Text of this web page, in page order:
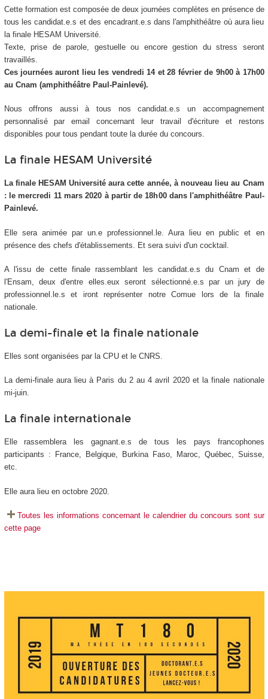
Cette formation est composée de deux journées complètes en présence de
tous les candidat.e.s et des encadrant.e.s dans l'amphithéâtre où aura lieu
la finale HESAM Université.
Texte, prise de parole, gestuelle ou encore gestion du stress seront
travaillés.
Ces journées auront lieu les vendredi 14 et 28 février de 9h00 à 17h00
au Cnam (amphithéâtre Paul-Painlevé).
Nous offrons aussi à tous nos candidat.e.s un accompagnement
personnalisé par email concernant leur travail d'écriture et restons
disponibles pour tous pendant toute la durée du concours.
La finale HESAM Université
La finale HESAM Université aura cette année, à nouveau lieu au Cnam
: le mercredi 11 mars 2020 à partir de 18h00 dans l'amphithéâtre Paul-
Painlevé.
Elle sera animée par un.e professionnel.le. Aura lieu en public et en
présence des chefs d'établissements. Et sera suivi d'un cocktail.
A l'issu de cette finale rassemblant les candidat.e.s du Cnam et de
l'Ensam, deux d'entre elles.eux seront sélectionné.e.s par un jury de
professionnel.le.s et iront représenter notre Comue lors de la finale
nationale.
La demi-finale et la finale nationale
Elles sont organisées par la CPU et le CNRS.
La demi-finale aura lieu à Paris du 2 au 4 avril 2020 et la finale nationale
mi-juin.
La finale internationale
Elle rassemblera les gagnant.e.s de tous les pays francophones
participants : France, Belgique, Burkina Faso, Maroc, Québec, Suisse,
etc.
Elle aura lieu en octobre 2020.
Toutes les informations concernant le calendrier du concours sont sur
cette page